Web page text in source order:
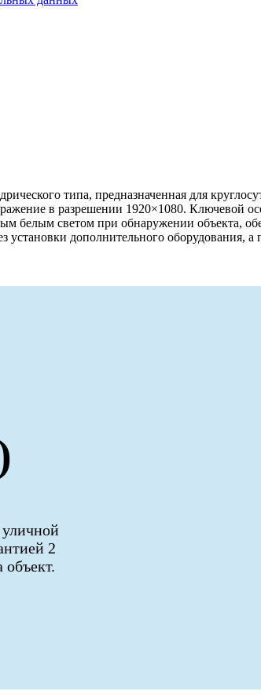
типа, предназначенная для
в разрешении 1920×1080. Ключевой
белым светом при обнаружении объекта,
установки дополнительного оборудования,
2